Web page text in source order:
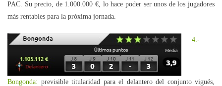
PAC. Su precio, de 1.000.000 €, lo hace poder ser unos de los jugadores
más rentables para la próxima jornada.
4.-
Bongonda: previsible titularidad para el delantero del conjunto vigués,